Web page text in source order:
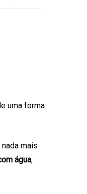
uma forma
mais
água,